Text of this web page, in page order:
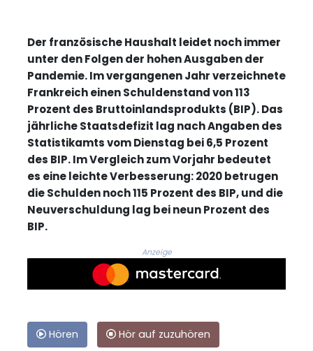
Der französische Haushalt leidet noch immer
unter den Folgen der hohen Ausgaben der
Pandemie. Im vergangenen Jahr verzeichnete
Frankreich einen Schuldenstand von 113
Prozent des Bruttoinlandsprodukts (BIP). Das
jährliche Staatsdefizit lag nach Angaben des
Statistikamts vom Dienstag bei 6,5 Prozent
des BIP. Im Vergleich zum Vorjahr bedeutet
es eine leichte Verbesserung: 2020 betrugen
die Schulden noch 115 Prozent des BIP, und die
Neuverschuldung lag bei neun Prozent des
BIP.
Anzeige
Hören
Hör auf zuzuhören